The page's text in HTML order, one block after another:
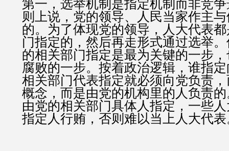
第一，选举机制是指定机制而非竞
则上说，党的领导、人民当家作主
的。为了体现党的领导，人大代表
门指定的，然后再走形式通过选举
的相关部门指定是最为关键的一步
腐败的一步。按着政治逻辑，谁指
相关部门代表指定就必须向党负责
概念，而是由党的机构里的人负责
由党的相关部门具体人指定，一些
指定人行贿，否则难以当上人大代